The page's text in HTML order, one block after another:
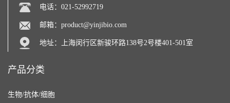
电话：021-52992719
邮箱： product@yinjibio.com
地址：上海闵行区新骏环路138号2号楼401-501室
产品分类
生物/抗体/细胞